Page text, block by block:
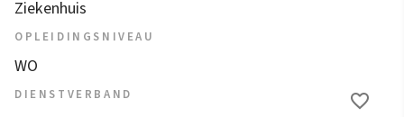
Ziekenhuis
OPLEIDINGSNIVEAU
WO
DIENSTVERBAND